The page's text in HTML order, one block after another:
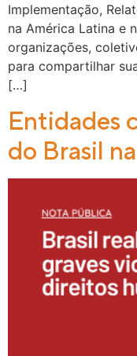
Implementação,
na América Latina e
organizações,
para compartilhar
[…]
Entidades
do Brasil